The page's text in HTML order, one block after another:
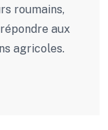
roumains,
aux
agricoles.